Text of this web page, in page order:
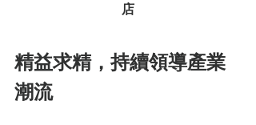
店
精益求精，持續領導產業
潮流